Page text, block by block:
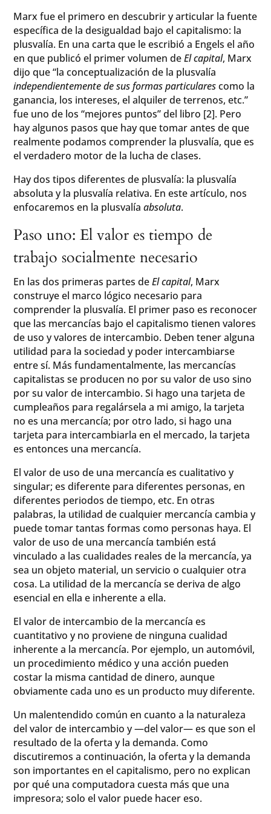
Marx fue el primero en descubrir y articular la fuente
específica de la desigualdad bajo el capitalismo: la
plusvalía. En una carta que le escribió a Engels el año
en que publicó el primer volumen deEl capital, Marx
dijo que “la conceptualización de la plusvalía
independientemente de sus formas particularescomo la
ganancia, los intereses, el alquiler de terrenos, etc.”
fue uno de los “mejores puntos” del libro [2]. Pero
hay algunos pasos que hay que tomar antes de que
realmente podamos comprender la plusvalía, que es
el verdadero motor de la lucha de clases.
Hay dos tipos diferentes de plusvalía: la plusvalía
absoluta y la plusvalía relativa. En este artículo, nos
enfocaremos en la plusvalía absoluta.
Paso uno: El valor es tiempo de
trabajo socialmente necesario
En las dos primeras partes deEl capital, Marx
construye el marco lógico necesario para
comprender la plusvalía. El primer paso es reconocer
que las mercancías bajo el capitalismo tienen valores
de uso y valores de intercambio. Deben tener alguna
utilidad para la sociedad y poder intercambiarse
entre sí. Más fundamentalmente, las mercancías
capitalistas se producen no por su valor de uso sino
por su valor de intercambio. Si hago una tarjeta de
cumpleaños para regalársela a mi amigo, la tarjeta
no es una mercancía; por otro lado, si hago una
tarjeta para intercambiarla en el mercado, la tarjeta
es entonces una mercancía.
El valor de uso de una mercancía es cualitativo y
singular; es diferente para diferentes personas, en
diferentes periodos de tiempo, etc. En otras
palabras, la utilidad de cualquier mercancía cambia y
puede tomar tantas formas como personas haya. El
valor de uso de una mercancía también está
vinculado a las cualidades reales de la mercancía, ya
sea un objeto material, un servicio o cualquier otra
cosa. La utilidad de la mercancía se deriva de algo
esencial en ella e inherente a ella.
El valor de intercambio de la mercancía es
cuantitativo y no proviene de ninguna cualidad
inherente a la mercancía. Por ejemplo, un automóvil,
un procedimiento médico y una acción pueden
costar la misma cantidad de dinero, aunque
obviamente cada uno es un producto muy diferente.
Un malentendido común en cuanto a la naturaleza
del valor de intercambio y —del valor— es que son el
resultado de la oferta y la demanda. Como
discutiremos a continuación, la oferta y la demanda
son importantes en el capitalismo, pero no explican
por qué una computadora cuesta más que una
impresora; solo el valor puede hacer eso.